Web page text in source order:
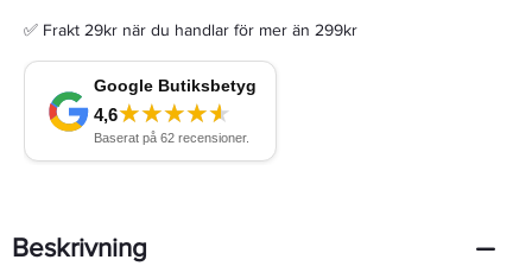
✅ Frakt 29kr när du handlar för mer än 299kr
Beskrivning